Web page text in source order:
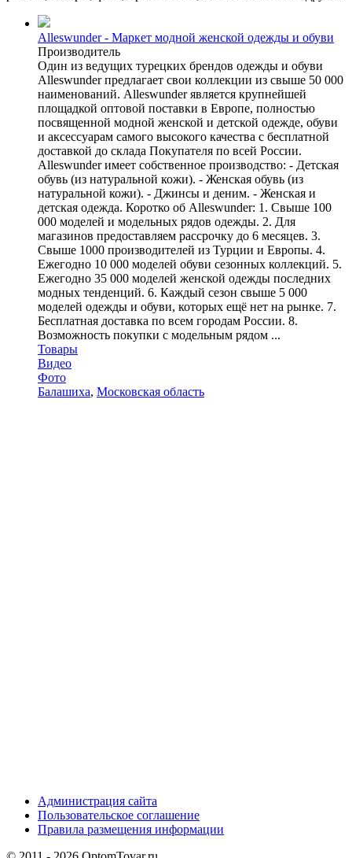
Alleswunder - Маркет модной женской одежды и обуви
Производитель
Один из ведущих турецких брендов одежды и обуви
Alleswunder предлагает свои коллекции из свыше 50 000
наименований. Alleswunder является крупнейшей
площадкой оптовой поставки в Европе, полностью
посвященной модной женской и детской одежде, обуви
и аксессуарам самого высокого качества с бесплатной
доставкой до склада Покупателя по всей России.
Alleswunder имеет собственное производство: - Детская
обувь (из натуральной кожи). - Женская обувь (из
натуральной кожи). - Джинсы и деним. - Женская и
детская одежда. Коротко об Alleswunder: 1. Свыше 100
000 моделей и модельных рядов одежды. 2. Для
магазинов предоставляем рассрочку до 6 месяцев. 3.
Свыше 1000 производителей из Турции и Европы. 4.
Ежегодно 10 000 моделей обуви сезонных коллекций. 5.
Ежегодно 35 000 моделей женской одежды последних
модных тенденций. 6. Каждый сезон свыше 5 000
моделей одежды и обуви, которых ещё нет на рынке. 7.
Бесплатная доставка по всем городам России. 8.
Возможность покупки с модельным рядом ...
Товары
Видео
Фото
Балашиха, Московская область
Администрация сайта
Пользовательское соглашение
Правила размещения информации